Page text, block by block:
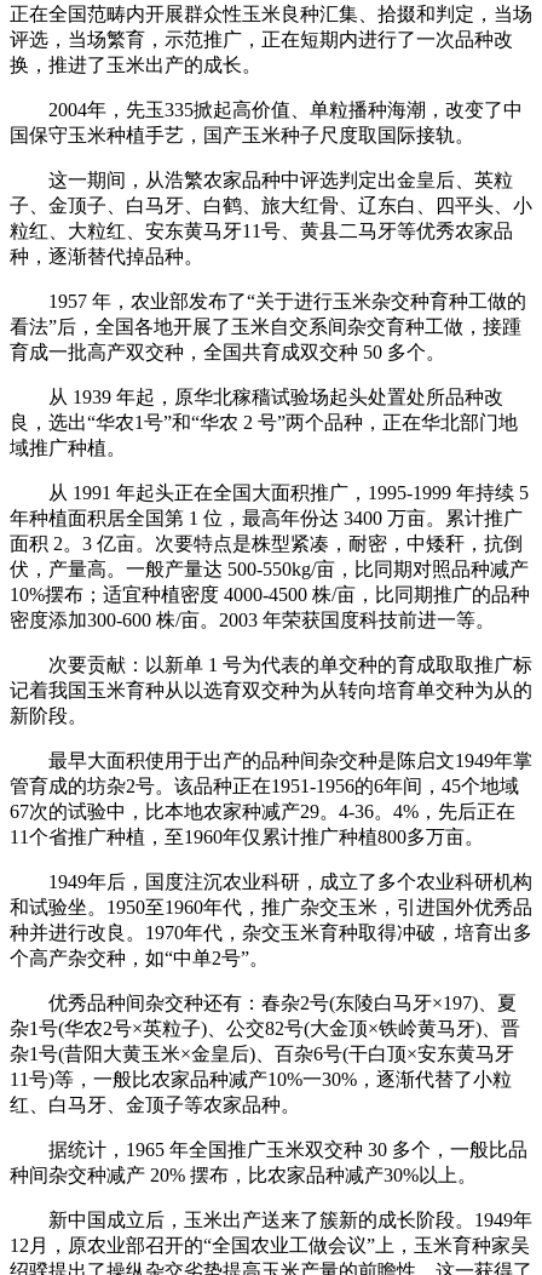
正在全国范畴内开展群众性玉米良种汇集、拾掇和判定，当场
评选，当场繁育，示范推广，正在短期内进行了一次品种改
换，推进了玉米出产的成长。
2004年，先玉335掀起高价值、单粒播种海潮，改变了中
国保守玉米种植手艺，国产玉米种子尺度取国际接轨。
这一期间，从浩繁农家品种中评选判定出金皇后、英粒
子、金顶子、白马牙、白鹤、旅大红骨、辽东白、四平头、小
粒红、大粒红、安东黄马牙11号、黄县二马牙等优秀农家品
种，逐渐替代掉品种。
1957 年，农业部发布了“关于进行玉米杂交种育种工做的
看法”后，全国各地开展了玉米自交系间杂交育种工做，接踵
育成一批高产双交种，全国共育成双交种 50 多个。
从 1939 年起，原华北稼穑试验场起头处置处所品种改
良，选出“华农1号”和“华农 2 号”两个品种，正在华北部门地
域推广种植。
从 1991 年起头正在全国大面积推广，1995-1999 年持续 5
年种植面积居全国第 1 位，最高年份达 3400 万亩。累计推广
面积 2。3 亿亩。次要特点是株型紧凑，耐密，中矮秆，抗倒
伏，产量高。一般产量达 500-550kg/亩，比同期对照品种减产
10%摆布；适宜种植密度 4000-4500 株/亩，比同期推广的品种
密度添加300-600 株/亩。2003 年荣获国度科技前进一等。
次要贡献：以新单 1 号为代表的单交种的育成取取推广标
记着我国玉米育种从以选育双交种为从转向培育单交种为从的
新阶段。
最早大面积使用于出产的品种间杂交种是陈启文1949年掌
管育成的坊杂2号。该品种正在1951-1956的6年间，45个地域
67次的试验中，比本地农家种减产29。4-36。4%，先后正在
11个省推广种植，至1960年仅累计推广种植800多万亩。
1949年后，国度注沉农业科研，成立了多个农业科研机构
和试验坐。1950至1960年代，推广杂交玉米，引进国外优秀品
种并进行改良。1970年代，杂交玉米育种取得冲破，培育出多
个高产杂交种，如“中单2号”。
优秀品种间杂交种还有：春杂2号(东陵白马牙×197)、夏
杂1号(华农2号×英粒子)、公交82号(大金顶×铁岭黄马牙)、晋
杂1号(昔阳大黄玉米×金皇后)、百杂6号(干白顶×安东黄马牙
11号)等，一般比农家品种减产10%一30%，逐渐代替了小粒
红、白马牙、金顶子等农家品种。
据统计，1965 年全国推广玉米双交种 30 多个，一般比品
种间杂交种减产 20% 摆布，比农家品种减产30%以上。
新中国成立后，玉米出产送来了簇新的成长阶段。1949年
12月，原农业部召开的“全国农业工做会议”上，玉米育种家吴
绍骙提出了操纵杂交劣势提高玉米产量的前瞻性。这一获得了